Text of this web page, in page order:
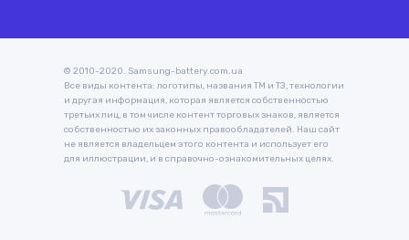
© 2010-2020. Samsung-battery.com.ua
Все виды контента: логотипы, названия ТМ и ТЗ, технологии
и другая информация, которая является собственностью
третьих лиц, в том числе контент торговых знаков, является
собственностью их законных правообладателей. Наш сайт
не является владельцем этого контента и использует его
для иллюстрации, и в справочно-ознакомительных целях.